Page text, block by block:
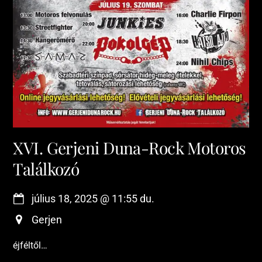
XVI. Gerjeni Duna-Rock Motoros
Találkozó
július 18, 2025 @ 11:55 du.
Gerjen
éjféltől…